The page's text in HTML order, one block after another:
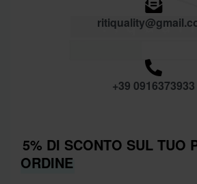
+39 0916373933
5% DI SCONTO SUL TUO
ORDINE